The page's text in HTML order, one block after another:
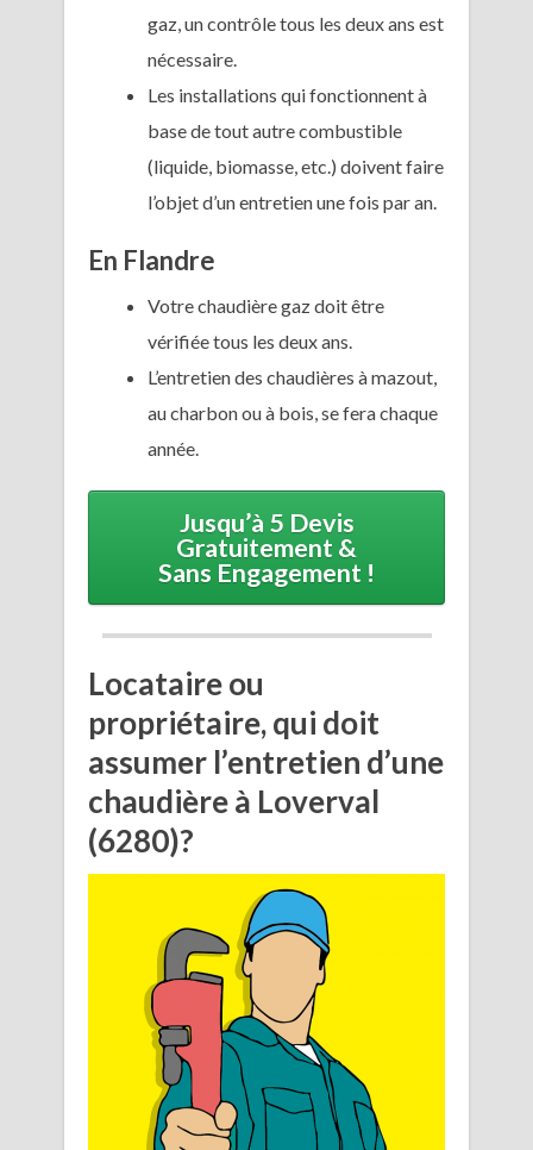
gaz, un contrôle tous les deux ans est
nécessaire.
Les installations qui fonctionnent à
base de tout autre combustible
(liquide, biomasse, etc.) doivent faire
l’objet d’un entretien une fois par an.
En Flandre
Votre chaudière gaz doit être
vérifiée tous les deux ans.
L’entretien des chaudières à mazout,
au charbon ou à bois, se fera chaque
année.
Jusqu’à 5 Devis
Gratuitement &
Sans Engagement !
Locataire ou
propriétaire, qui doit
assumer l’entretien d’une
chaudière à Loverval
(6280)?